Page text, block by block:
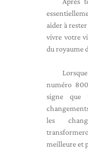
aider à
vivre votre
du royaume
numéro
signe que
les
meilleure et